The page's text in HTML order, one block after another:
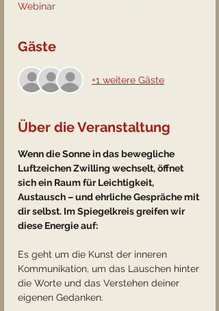
Webinar
Gäste
+1 weitere Gäste
Über die Veranstaltung
Wenn die Sonne in das bewegliche
Luftzeichen Zwilling wechselt, öffnet
sich ein Raum für Leichtigkeit,
Austausch – und ehrliche Gespräche mit
dir selbst. Im Spiegelkreis greifen wir
diese Energie auf:
Es geht um die Kunst der inneren
Kommunikation, um das Lauschen hinter
die Worte und das Verstehen deiner
eigenen Gedanken.